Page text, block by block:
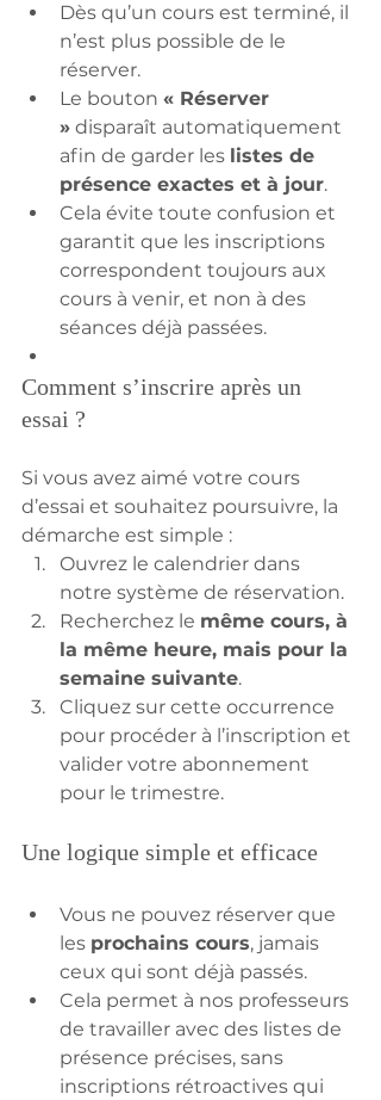
Dès qu’un cours est terminé, il
n’est plus possible de le
réserver.
Le bouton « Réserver
» disparaît automatiquement
afin de garder les listes de
présence exactes et à jour.
Cela évite toute confusion et
garantit que les inscriptions
correspondent toujours aux
cours à venir, et non à des
séances déjà passées.
Comment s’inscrire après un
essai ?
Si vous avez aimé votre cours
d’essai et souhaitez poursuivre, la
démarche est simple :
Ouvrez le calendrier dans
notre système de réservation.
Recherchez le même cours, à
la même heure, mais pour la
semaine suivante.
Cliquez sur cette occurrence
pour procéder à l’inscription et
valider votre abonnement
pour le trimestre.
Une logique simple et efficace
Vous ne pouvez réserver que
les prochains cours, jamais
ceux qui sont déjà passés.
Cela permet à nos professeurs
de travailler avec des listes de
présence précises, sans
inscriptions rétroactives qui